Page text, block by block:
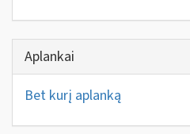
Aplankai
Bet kurį aplanką